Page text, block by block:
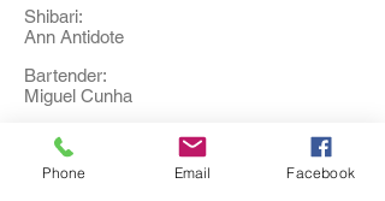
Shibari:
Ann Antidote
Bartender:
Miguel Cunha
Light Design:
Tiago Gandra
Phone Email Facebook